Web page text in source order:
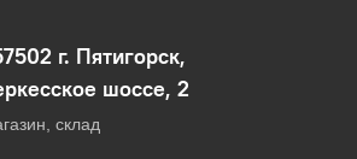
г. Пятигорск,
шоссе, 2
склад